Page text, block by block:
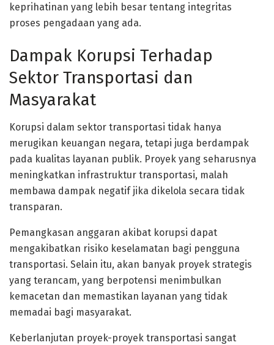
keprihatinan yang lebih besar tentang integritas
proses pengadaan yang ada.
Dampak Korupsi Terhadap
Sektor Transportasi dan
Masyarakat
Korupsi dalam sektor transportasi tidak hanya
merugikan keuangan negara, tetapi juga berdampak
pada kualitas layanan publik. Proyek yang seharusnya
meningkatkan infrastruktur transportasi, malah
membawa dampak negatif jika dikelola secara tidak
transparan.
Pemangkasan anggaran akibat korupsi dapat
mengakibatkan risiko keselamatan bagi pengguna
transportasi. Selain itu, akan banyak proyek strategis
yang terancam, yang berpotensi menimbulkan
kemacetan dan memastikan layanan yang tidak
memadai bagi masyarakat.
Keberlanjutan proyek-proyek transportasi sangat